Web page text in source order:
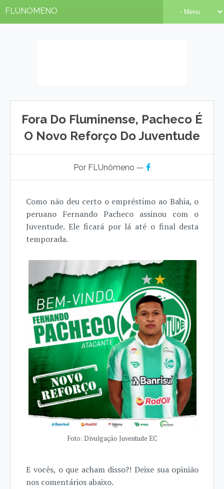
FLUNOMENO
Fora Do Fluminense, Pacheco É
O Novo Reforço Do Juventude
Por FLUnômeno —
Como não deu certo o empréstimo ao Bahia, o
peruano Fernando Pacheco assinou com o
Juventude. Ele ficará por lá até o final desta
temporada.
Foto: Divulgação Juventude EC
E vocês, o que acham disso?! Deixe sua opinião
nos comentários abaixo.